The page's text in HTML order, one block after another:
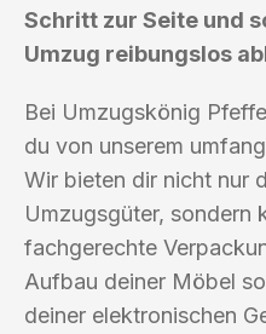
Schritt zur Seite und
Umzug reibungslos
Bei Umzugskönig
du von unserem
Wir bieten dir nicht nur
Umzugsgüter, sondern
fachgerechte
Aufbau deiner Möbel
deiner elektronischen